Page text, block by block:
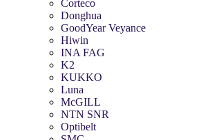
Corteco
Donghua
GoodYear Veyance
Hiwin
INA FAG
K2
KUKKO
Luna
McGILL
NTN SNR
Optibelt